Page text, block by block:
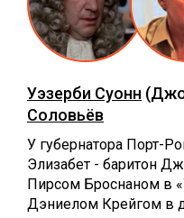
Уэзерби Суонн
Соловьёв
У губернатора Порт-
Элизабет - баритон
Пирсом Броснаном в
Дэниелом Крейгом в